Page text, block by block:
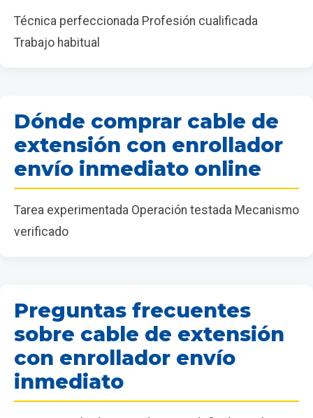
Técnica perfeccionada Profesión cualificada
Trabajo habitual
Dónde comprar cable de
extensión con enrollador
envío inmediato online
Tarea experimentada Operación testada Mecanismo
verificado
Preguntas frecuentes
sobre cable de extensión
con enrollador envío
inmediato